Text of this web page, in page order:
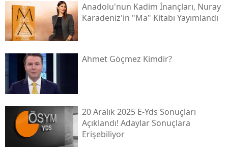
Anadolu'nun Kadim İnançları, Nuray
Karadeniz'in "ma" Kitabı Yayımlandı
Ahmet Göçmez Kimdir?
20 Aralık 2025 E-Yds Sonuçları
Açıklandı! Adaylar Sonuçlara
Erişebiliyor